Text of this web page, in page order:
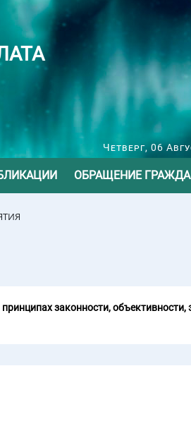
Четверг, 06
ОБРАЩЕНИЕ
законности, объективности,